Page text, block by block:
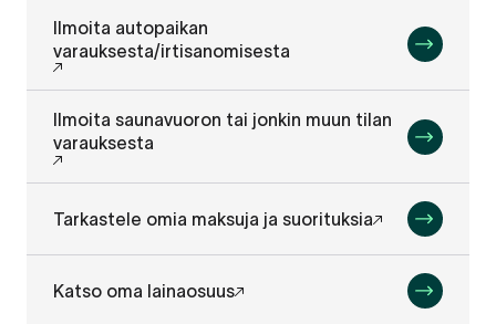
Ilmoita autopaikan
varauksesta/irtisanomisesta
Ilmoita saunavuoron tai jonkin muun tilan
varauksesta
Tarkastele omia maksuja ja suorituksia
Katso oma lainaosuus